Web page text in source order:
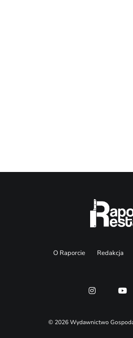
O Raporcie Redakcja
© 2026 Wydawnictwo